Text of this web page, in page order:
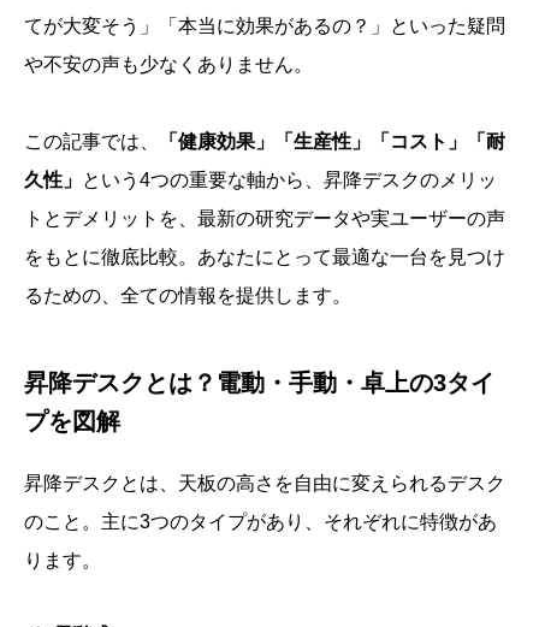
てが大変そう」「本当に効果があるの？」といった疑問
や不安の声も少なくありません。
この記事では、
「健康効果」「生産性」「コスト」「耐
久性」 という4つの重要な軸から、昇降デスクのメリッ
トとデメリットを、最新の研究データや実ユーザーの声
をもとに徹底比較。あなたにとって最適な一台を見つけ
るための、全ての情報を提供します。
昇降デスクとは？電動・手動・卓上の3タイ
プを図解
昇降デスクとは、天板の高さを自由に変えられるデスク
のこと。主に3つのタイプがあり、それぞれに特徴があ
ります。